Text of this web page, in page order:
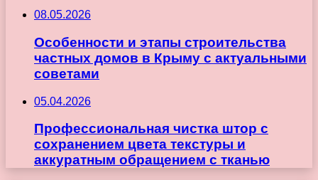
08.05.2026
Особенности и этапы строительства
частных домов в Крыму с актуальными
советами
05.04.2026
Профессиональная чистка штор с
сохранением цвета текстуры и
аккуратным обращением с тканью